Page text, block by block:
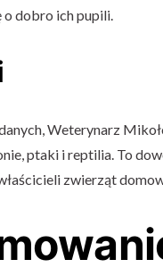
o dobro ich pupili.
Weterynarz
ptaki i reptilia. To
zwierząt